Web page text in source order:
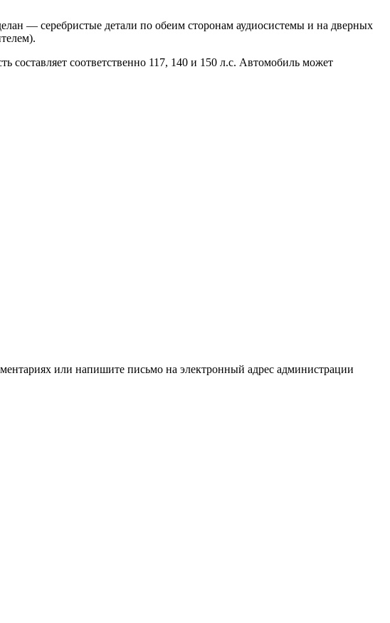
— серебристые детали по обеим сторонам аудиосистемы и на дверных
соответственно 117, 140 и 150 л.с. Автомобиль может
или напишите письмо на электронный адрес администрации